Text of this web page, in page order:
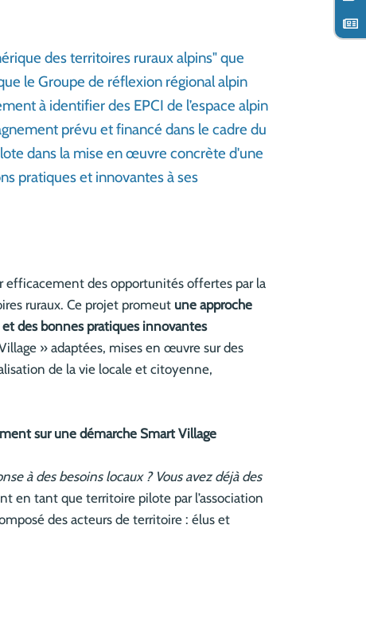
des territoires ruraux alpins" que
le Groupe de réflexion régional alpin
à identifier des EPCI de l’espace alpin
prévu et financé dans le cadre du
dans la mise en œuvre concrète d'une
pratiques et innovantes à ses
efficacement des opportunités offertes par la
ruraux. Ce projet promeut une approche
des bonnes pratiques innovantes
» adaptées, mises en œuvre sur des
de la vie locale et citoyenne,
sur une démarche Smart Village
à des besoins locaux ? Vous avez déjà des
en tant que territoire pilote par l’association
des acteurs de territoire : élus et